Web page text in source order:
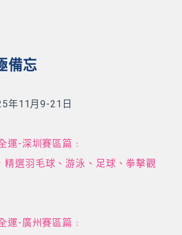
備忘
年11月9-21日
運-深圳賽區篇﹕
精選羽毛球、游泳、足球、拳擊觀
運-廣州賽區篇﹕